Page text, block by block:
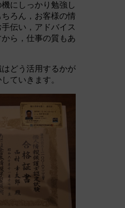
にしっかり勉強し
ろん，お客様の情
伝い，アドバイス
ら，仕事の質もあ
どう活用するかが
ていきます。